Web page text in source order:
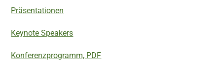
Präsentationen
Keynote Speakers
Konferenzprogramm, PDF